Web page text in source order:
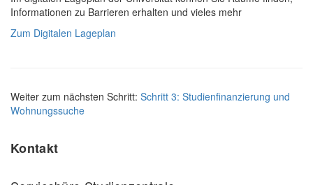
Informationen zu Barrieren erhalten und vieles mehr
Zum Digitalen Lageplan
Weiter zum nächsten Schritt: Schritt 3: Studienfinanzierung und
Wohnungssuche
Kontakt